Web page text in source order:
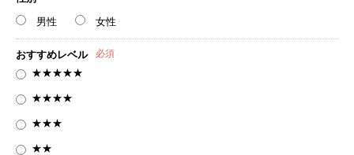
男性
女性
おすすめレベル 必須
★★★★★
★★★★
★★★
★★